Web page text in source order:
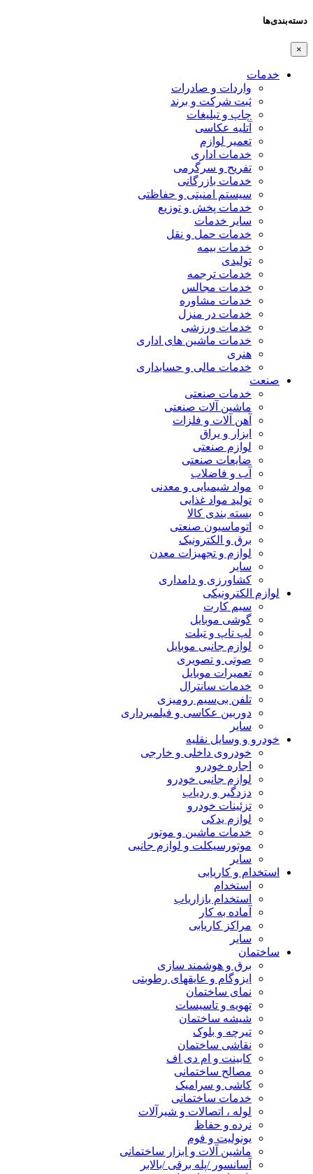
دسته‌بندی‌ها
×
خدمات
واردات و صادرات
ثبت شرکت و برند
چاپ و تبلیغات
آتلیه عکاسی
تعمیر لوازم
خدمات اداری
تفریح و سرگرمی
خدمات بازرگانی
سیستم امنیتی و حفاظتی
خدمات پخش و توزیع
سایر خدمات
خدمات حمل و نقل
خدمات بیمه
تولیدی
خدمات ترجمه
خدمات مجالس
خدمات مشاوره
خدمات در منزل
خدمات ورزشی
خدمات ماشین های اداری
هنری
خدمات مالی و حسابداری
صنعت
خدمات صنعتی
ماشین آلات صنعتی
آهن آلات و فلزات
ابزار و یراق
لوازم صنعتی
ضایعات صنعتی
آب و فاضلاب
مواد شیمیایی و معدنی
تولید مواد غذایی
بسته بندی کالا
اتوماسیون صنعتی
برق و الکترونیک
لوازم و تجهیزات معدن
سایر
کشاورزی و دامداری
لوازم الکترونیکی
سیم کارت
گوشی موبایل
لپ تاپ و تبلت
لوازم جانبی موبایل
صوتی و تصویری
تعمیرات موبایل
خدمات سانترال
تلفن بی‌سیم رومیزی
دوربین عکاسی و فیلمبرداری
سایر
خودرو و وسایل نقلیه
خودروی داخلی و خارجی
اجاره خودرو
لوازم جانبی خودرو
دزدگیر و ردیاب
تزئینات خودرو
لوازم یدکی
خدمات ماشین و موتور
موتورسیکلت و لوازم جانبی
سایر
استخدام و کاریابی
استخدام
استخدام بازاریاب
آماده به کار
مراکز کاریابی
سایر
ساختمان
برق و هوشمند سازی
ایزوگام و عایقهای رطوبتی
نمای ساختمان
تهویه و تاسیسات
شیشه ساختمان
تیرچه و بلوک
نقاشی ساختمان
کابینت و ام دی اف
مصالح ساختمانی
کاشی و سرامیک
خدمات ساختمانی
لوله ، اتصالات و شیرآلات
نرده و حفاظ
یونولیت و فوم
ماشین آلات و ابزار ساختمانی
آسانسور /پله برقی /بالابر